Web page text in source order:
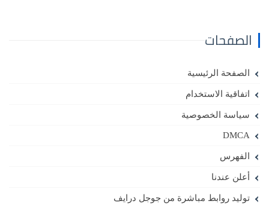
الصفحات
الصفحة الرئيسية
اتفاقية الاستخدام
سياسة الخصوصية
DMCA
الفهرس
أعلن عندنا
توليد روابط مباشرة من جوجل درايف